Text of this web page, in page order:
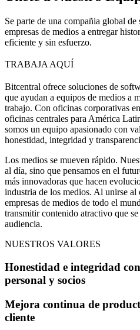
Se parte de una compañia global
empresas de medios a entregar
eficiente y sin esfuerzo.
TRABAJA AQUÍ
Bitcentral ofrece soluciones de
que ayudan a equipos de medios a
trabajo. Con oficinas corporativas
oficinas centrales para América
somos un equipo apasionado con
honestidad, integridad y
Los medios se mueven rápido.
al día, sino que pensamos en el
más innovadoras que hacen
industria de los medios. Al unirse al
empresas de medios de todo el
transmitir contenido atractivo que se
audiencia.
NUESTROS VALORES
Honestidad e integridad
personal y socios
Mejora continua de
cliente